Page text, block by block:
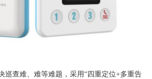
巡查难、难等难题，采用“四重定位+多重告